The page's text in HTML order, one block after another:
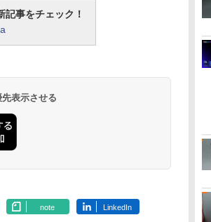
事をチェック！
表示させる
note LinkedIn